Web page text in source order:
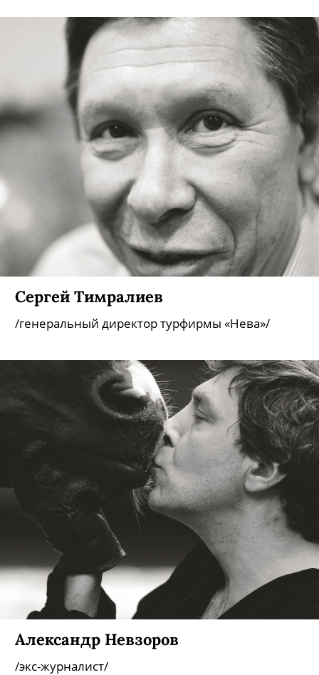
Сергей Тимралиев
/генеральный директор турфирмы «Нева»/
Александр Невзоров
/экс-журналист/